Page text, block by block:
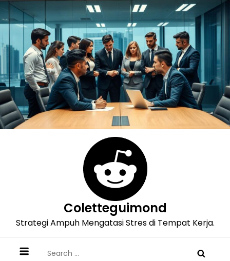
Skip
to
Coletteguimond
Strategi Ampuh Mengatasi Stres di Tempat Kerja.
for: